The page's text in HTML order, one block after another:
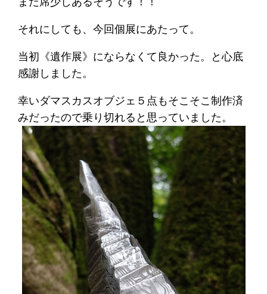
それにしても、今回個展にあたって。
当初《遺作展》にならなくて良かった。と心底
感謝しました。
幸いダマスカスオブジェ５点もそこそこ制作済
みだったので乗り切れると思っていました。